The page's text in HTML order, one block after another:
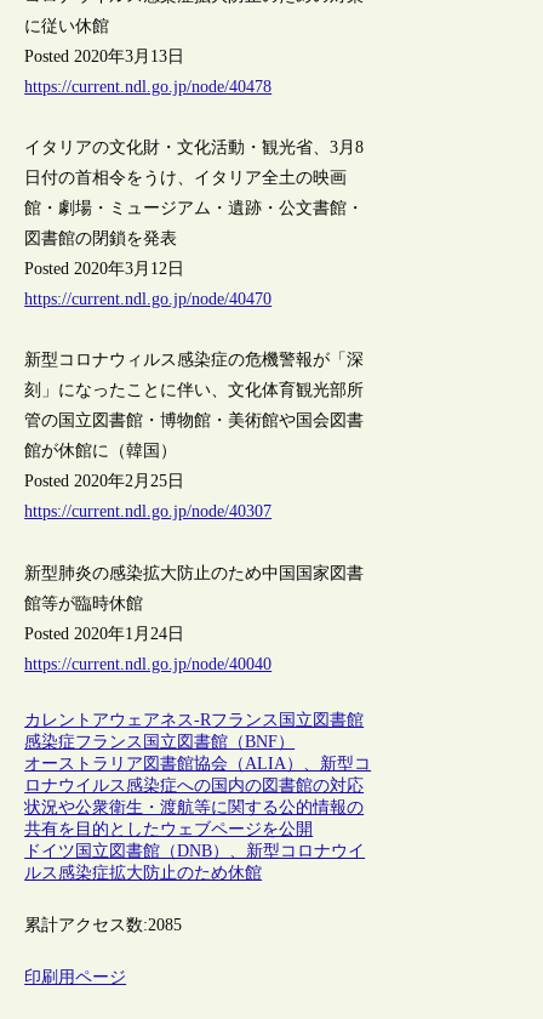
に従い休館
Posted 2020年3月13日
https://current.ndl.go.jp/node/40478
イタリアの文化財・文化活動・観光省、3月8
日付の首相令をうけ、イタリア全土の映画
館・劇場・ミュージアム・遺跡・公文書館・
図書館の閉鎖を発表
Posted 2020年3月12日
https://current.ndl.go.jp/node/40470
新型コロナウィルス感染症の危機警報が「深
刻」になったことに伴い、文化体育観光部所
管の国立図書館・博物館・美術館や国会図書
館が休館に（韓国）
Posted 2020年2月25日
https://current.ndl.go.jp/node/40307
新型肺炎の感染拡大防止のため中国国家図書
館等が臨時休館
Posted 2020年1月24日
https://current.ndl.go.jp/node/40040
カレントアウェアネス-Rフランス 国立図書館
感染症フランス国立図書館（BNF）
オーストラリア図書館協会（ALIA）、新型コ
ロナウイルス感染症への国内の図書館の対応
状況や公衆衛生・渡航等に関する公的情報の
共有を目的としたウェブページを公開
ドイツ国立図書館（DNB）、新型コロナウイ
ルス感染症拡大防止のため休館
累計アクセス数:2085
印刷用ページ